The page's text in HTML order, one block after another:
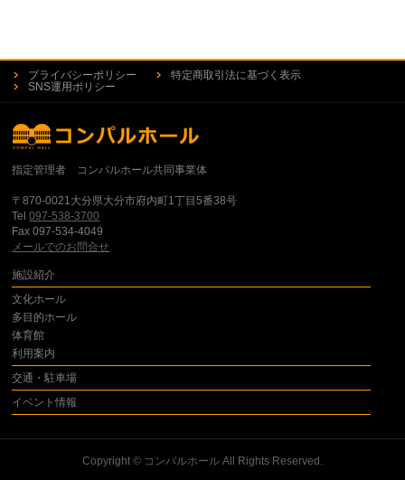
プライバシーポリシー
特定商取引法に基づく表示
SNS運用ポリシー
指定管理者 コンパルホール共同事業体
〒870-0021大分県大分市府内町1丁目5番38号
Tel097-538-3700
Fax 097-534-4049
メールでのお問合せ
施設紹介
文化ホール
多目的ホール
体育館
利用案内
交通・駐車場
イベント情報
Copyright © コンパルホールAll Rights Reserved.